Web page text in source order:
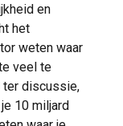
en
het
weten waar
veel te
ter discussie,
10 miljard